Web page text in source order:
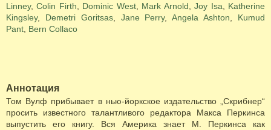
Linney,Colin Firth Dominic West, Mark Arnold ,Joy Isa
Katherine
Kingsley, Demetri Goritsas, Jane Perry,Angela Ashton
Kumud
Pant Bern Collaco
Аннотация
Том Вулф прибывает в нью-йоркское издательство „Скрибнер“
просить известного талантливого редактора Макса Перкинса
выпустить его книгу. Вся Америка знает М. Перкинса как